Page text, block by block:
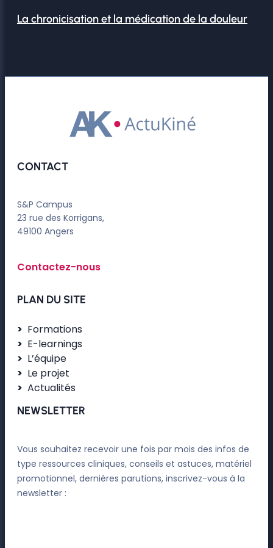
La chronicisation et la médication de la douleur
CONTACT
S&P Campus
23 rue des Korrigans,
49100 Angers
Contactez-nous
PLAN DU SITE
Formations
E-learnings
L’équipe
Le projet
Actualités
NEWSLETTER
Vous souhaitez recevoir une fois par mois des infos de
type ressources cliniques, conseils et astuces, matériel
promotionnel, dernières parutions, inscrivez-vous à la
newsletter :